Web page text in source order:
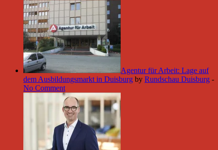
Agentur für Arbeit: Lage auf
dem Ausbildungsmarkt in Duisburg by Rundschau Duisburg -
No Comment